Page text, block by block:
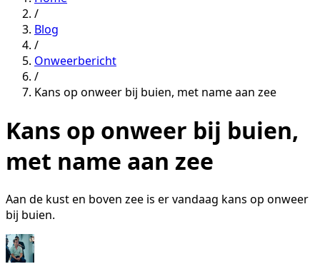
/
Blog
/
Onweerbericht
/
Kans op onweer bij buien, met name aan zee
Kans op onweer bij buien,
met name aan zee
Aan de kust en boven zee is er vandaag kans op onweer
bij buien.